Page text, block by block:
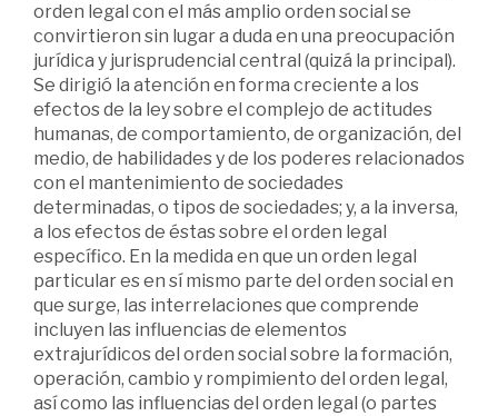
orden legal con el más amplio orden social se
convirtieron sin lugar a duda en una preocupación
jurídica y jurisprudencial central (quizá la principal).
Se dirigió la atención en forma creciente a los
efectos de la ley sobre el complejo de actitudes
humanas, de comportamiento, de organización, del
medio, de habilidades y de los poderes relacionados
con el mantenimiento de sociedades
determinadas, o tipos de sociedades; y, a la inversa,
a los efectos de éstas sobre el orden legal
específico. En la medida en que un orden legal
particular es en sí mismo parte del orden social en
que surge, las interrelaciones que comprende
incluyen las influencias de elementos
extrajurídicos del orden social sobre la formación,
operación, cambio y rompimiento del orden legal,
así como las influencias del orden legal (o partes